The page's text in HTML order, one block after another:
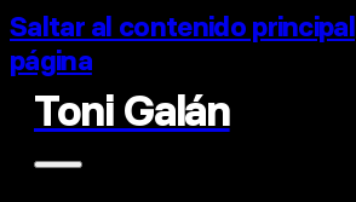
Saltar al contenido principal
página
Toni Galán